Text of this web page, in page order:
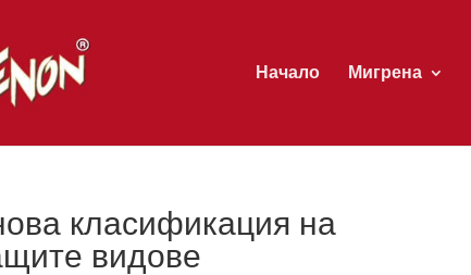
Начало Мигрена
класификация на
видове